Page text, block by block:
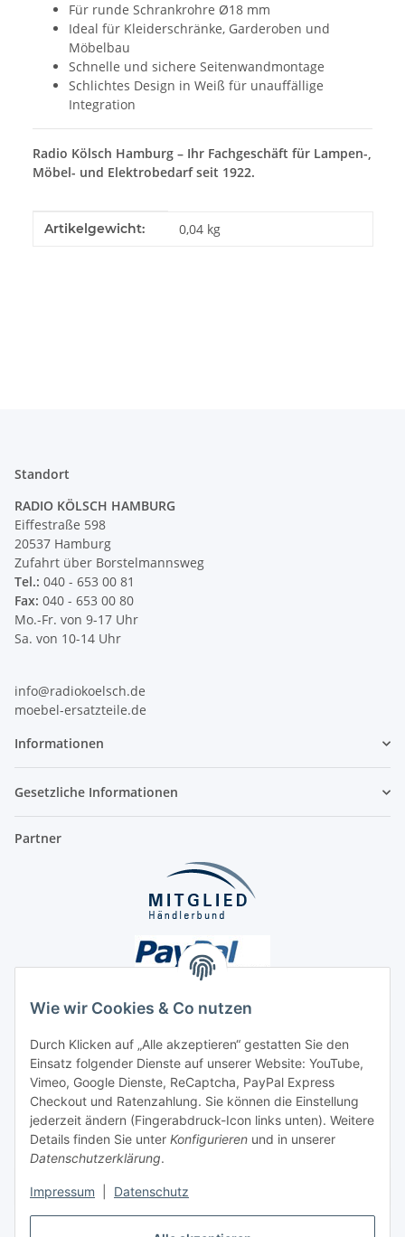
Wie wir Cookies & Co nutzen
Durch Klicken auf „Alle akzeptieren“ gestatten Sie den
Einsatz folgender Dienste auf unserer Website: YouTube,
Vimeo, Google Dienste, ReCaptcha, PayPal Express
Checkout und Ratenzahlung. Sie können die Einstellung
jederzeit ändern (Fingerabdruck-Icon links unten). Weitere
Details finden Sie unter Konfigurieren und in unserer
Datenschutzerklärung.
Impressum Datenschutz
Für runde Schrankrohre Ø18 mm
Ideal für Kleiderschränke, Garderoben und
Möbelbau
Schnelle und sichere Seitenwandmontage
Schlichtes Design in Weiß für unauffällige
Integration
Radio Kölsch Hamburg – Ihr Fachgeschäft für Lampen-,
Möbel- und Elektrobedarf seit 1922.
Produkteigenschaft
Wert
Artikelgewicht: 0,04 kg
Standort
RADIO KÖLSCH HAMBURG
Eiffestraße 598
20537 Hamburg
Zufahrt über Borstelmannsweg
Tel.: 040 - 653 00 81
Fax: 040 - 653 00 80
Mo.-Fr. von 9-17 Uhr
Sa. von 10-14 Uhr
info@radiokoelsch.de
moebel-ersatzteile.de
Informationen
Gesetzliche Informationen
Partner
Unsere Seiten
Social Media
Vertrag widerrufen